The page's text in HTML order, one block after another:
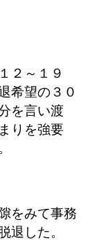
２～１９
希望の３０
を言い渡
りを強要
をみて事務
退した。